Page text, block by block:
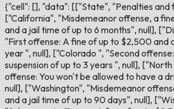
{"cell": [], "data": [["State", "Penalties and
["California", "Misdemeanor offense, a
and a jail time of up to 6 months", null],
"First offense: A fine of up to $2,500 and
year ", null], ["Colorado ", "Second
suspension of up to 3 years ", null],
offense: You won't be allowed to have a
null], ["Washington", "Misdemeanor
and a jail time of up to 90 days", null],